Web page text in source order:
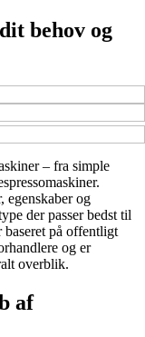
behov og
– fra simple
egenskaber og
der passer bedst til
på offentligt
og er
overblik.
af